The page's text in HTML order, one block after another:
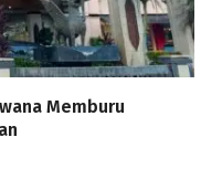
Memburu